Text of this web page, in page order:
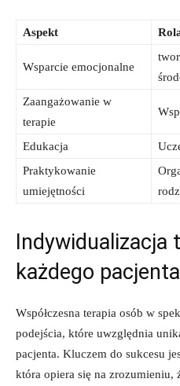
Aspekt
Wsparcie emocjonalne
Zaangażowanie w
terapie
Edukacja
Praktykowanie
umiejętności
Indywidualizacja
każdego pacjenta
Współczesna terapia osób w
podejścia, które uwzględnia
pacjenta. Kluczem do sukcesu
która opiera się na zrozumieniu,